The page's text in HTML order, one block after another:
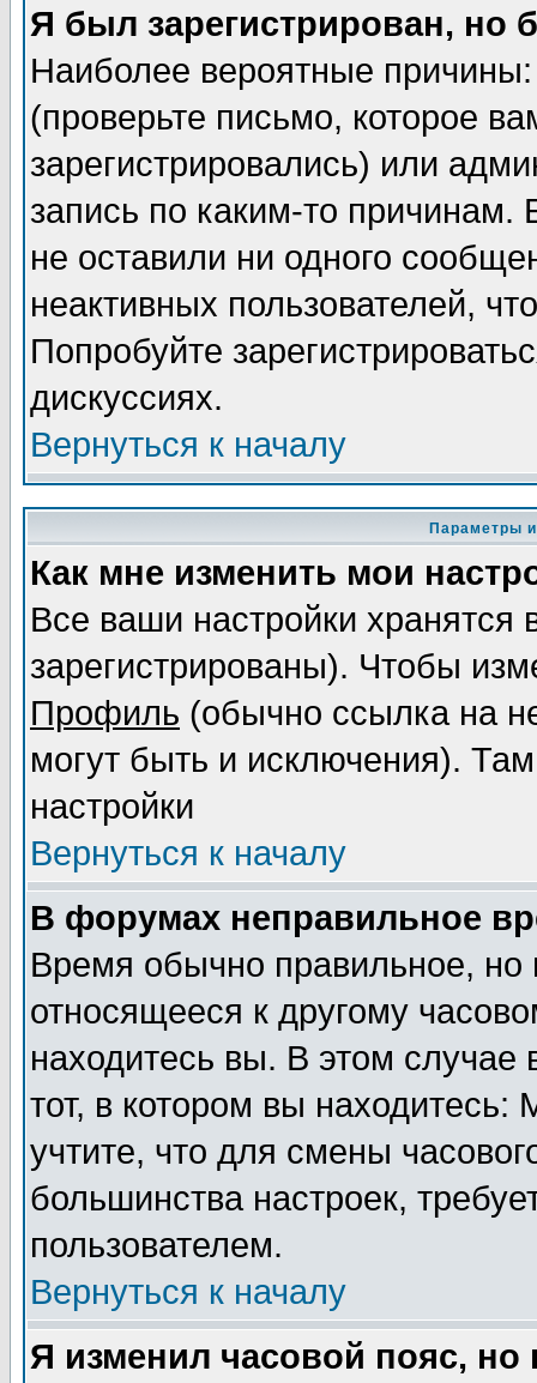
Я был зарегистрирован, но
Наиболее вероятные
(проверьте письмо, которое
зарегистрировались) или
запись по каким-то
не оставили ни одного
неактивных пользователей,
Попробуйте
дискуссиях.
Вернуться к началу
Параметры
Как мне изменить мои
Все ваши настройки
зарегистрированы). Чтобы
Профиль (обычно ссылка на
могут быть и исключения).
настройки
Вернуться к началу
В форумах неправильное
Время обычно правильное,
относящееся к другому
находитесь вы. В этом
тот, в котором вы
учтите, что для смены
большинства настроек,
пользователем.
Вернуться к началу
Я изменил часовой пояс,